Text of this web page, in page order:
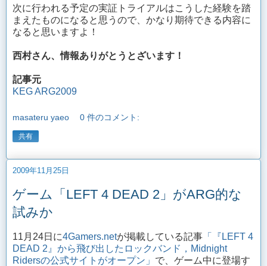
次に行われる予定の実証トライアルはこうした経験を踏
まえたものになると思うので、かなり期待できる内容に
なると思いますよ！
西村さん、情報ありがとうとざいます！
記事元
KEG ARG2009
masateru yaeo 0 件のコメント:
共有
2009年11月25日
ゲーム「LEFT 4 DEAD 2」がARG的な
試みか
11月24日に4Gamers.netが掲載している記事 「『LEFT 4
DEAD 2』から飛び出したロックバンド，Midnight
Ridersの公式サイトがオープン」 で、ゲーム中に登場す